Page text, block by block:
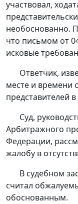
участвовал,
необоснованно.
что письмом от
исковые
Ответчик,
месте и времени
представителей
Суд,
Арбитражного
Федерации,
жалобу в
В судебном
считал
обоснованным.